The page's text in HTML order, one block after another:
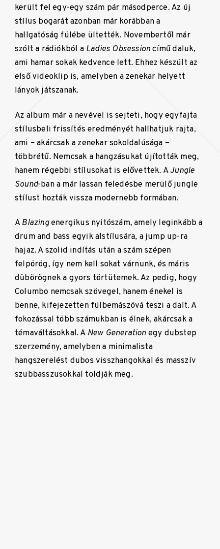
került fel egy-egy szám pár másodperce. Az új
stílus bogarát azonban már korábban a
hallgatóság fülébe ültették. Novembertől már
szólt a rádiókból a Ladies Obsessioncímű daluk,
ami hamar sokak kedvence lett. Ehhez készült az
első videoklip is, amelyben a zenekar helyett
lányok játszanak.
Az album már a nevével is sejteti, hogy egyfajta
stílusbeli frissítés eredményét hallhatjuk rajta,
ami – akárcsak a zenekar sokoldalúsága –
többrétű. Nemcsak a hangzásukat újították meg,
hanem régebbi stílusokat is elővettek. AJungle
Sound-ban a már lassan feledésbe merülő jungle
stílust hozták vissza modernebb formában.
ABlazingenergikus nyitószám, amely leginkább a
drum and bass egyik alstílusára, a jump up-ra
hajaz. A szolid indítás után a szám szépen
felpörög, így nem kell sokat várnunk, és máris
dübörögnek a gyors törtütemek. Az pedig, hogy
Columbo nemcsak szövegel, hanem énekel is
benne, kifejezetten fülbemászóvá teszi a dalt. A
fokozással több számukban is élnek, akárcsak a
témaváltásokkal. A New Generation egy dubstep
szerzemény, amelyben a minimalista
hangszerelést dubos visszhangokkal és masszív
szubbasszusokkal toldják meg.